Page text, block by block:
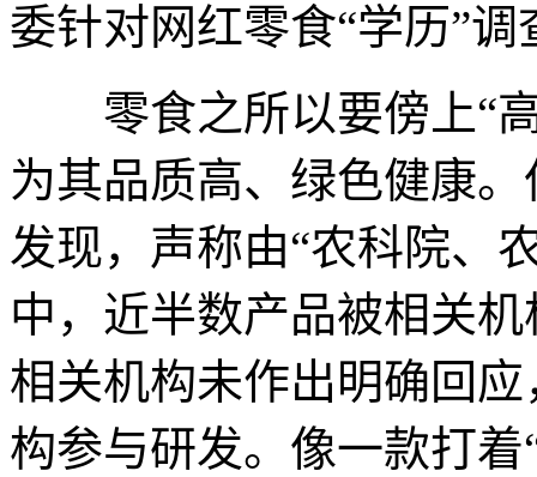
委针对网红零食“学历”
零食之所以要傍上“高
为其品质高、绿色健康
发现，声称由“农科院、
中，近半数产品被相关
相关机构未作出明确回
构参与研发。像一款打